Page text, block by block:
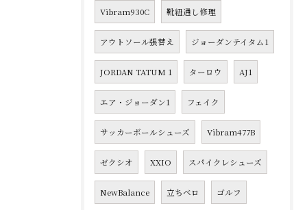
Vibram930C 靴紐通し修理
アウトソール張替え ジョーダンテイタム1
JORDAN TATUM 1 ターロウ AJ1
エア・ジョーダン1 フェイク
サッカーボールシューズ Vibram477B
ゼクシオ XXIO スパイクレシューズ
NewBalance 立ちベロ ゴルフ